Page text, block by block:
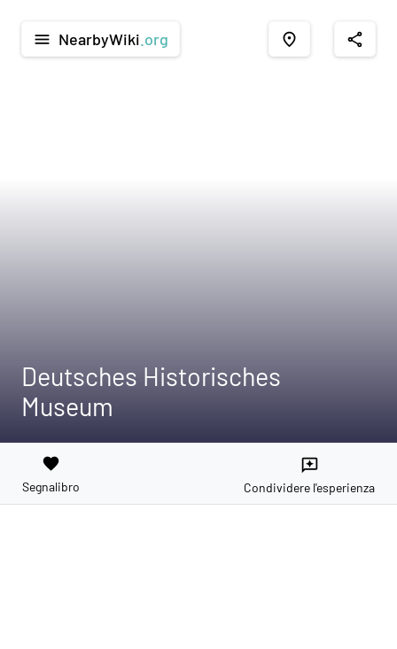
menu NearbyWiki .org place share
Deutsches Historisches
Museum
favorite
Segnalibro
reviews
Condividere l'esperienza